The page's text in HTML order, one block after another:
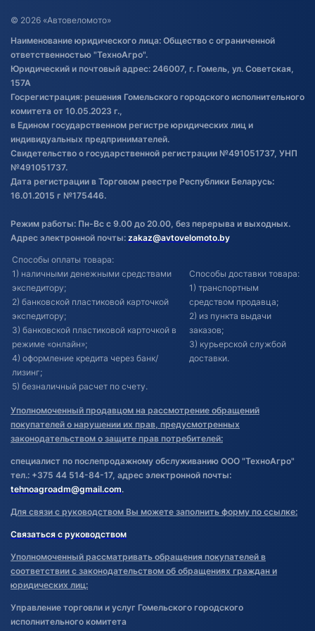
Договор публичной оферты
Обработка файлов cookie
Постановка транспорта на учет
Обновления в ЭПТС 2024
© 2026 «Автовеломото»
Наименование юридического лица: Общество с ограниченной
ответственностью "ТехноАгро".
Юридический и почтовый адрес: 246007, г. Гомель, ул. Советская,
157А
Госрегистрация: решения Гомельского городского исполнительного
комитета от 10.05.2023 г.,
в Едином государственном регистре юридических лиц и
индивидуальных предпринимателей.
Свидетельство о государственной регистрации №491051737, УНП
№491051737.
Дата регистрации в Торговом реестре Республики Беларусь:
16.01.2015 г №175446.
Режим работы: Пн-Вс с 9.00 до 20.00, без перерыва и выходных.
Адрес электронной почты: zakaz@avtovelomoto.by
Способы оплаты товара:
1) наличными денежными средствами
экспедитору;
2) банковской пластиковой карточкой
экспедитору;
3) банковской пластиковой карточкой в
режиме «онлайн»;
4) оформление кредита через банк/
лизинг;
5) безналичный расчет по счету.
Способы доставки товара:
1) транспортным
средством продавца;
2) из пункта выдачи
заказов;
3) курьерской службой
доставки.
Уполномоченный продавцом на рассмотрение обращений
покупателей о нарушении их прав, предусмотренных
законодательством о защите прав потребителей:
специалист по послепродажному обслуживанию ООО "ТехноАгро"
тел.: +375 44 514-84-17, адрес электронной почты:
tehnoagroadm@gmail.com.
Для связи с руководством Вы можете заполнить форму по ссылке:
Связаться с руководством
Уполномоченный рассматривать обращения покупателей в
соответствии с законодательством об обращениях граждан и
юридических лиц:
Управление торговли и услуг Гомельского городского
исполнительного комитета